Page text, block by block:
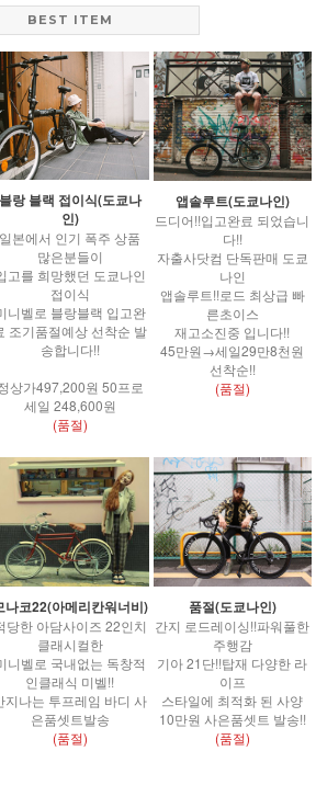
BEST ITEM
블랑 블랙 접이식(도쿄나
인)
일본에서 인기 폭주 상품
많은분들이
고를 희망했던 도쿄나인
접이식
니벨로 블랑블랙 입고완
조기품절예상 선착순 발
송합니다!!
상가497,200원 50프로
세일 248,600원
(품절)
앱솔루트(도쿄나인)
드디어!!입고완료 되었습니
다!!
자출사닷컴 단독판매 도쿄
나인
앱솔루트!!로드 최상급 빠
른초이스
재고소진중 입니다!!
45만원→세일29만8천원
선착순!!
(품절)
나코22(아메리칸워너비)
당한 아담사이즈 22인치
클래시컬한
니벨로 국내없는 독창적
인클래식 미벨!!
지나는 투프레임 바디 사
은품셋트발송
(품절)
품절(도쿄나인)
간지 로드레이싱!!파워풀한
주행감
기아 21단!!탑재 다양한 라
이프
스타일에 최적화 된 사양
10만원 사은품셋트 발송!!
(품절)